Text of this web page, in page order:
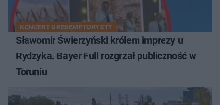
KONCERT U REDEMPTORYSTY
Sławomir Świerzyński królem imprezy u
Rydzyka. Bayer Full rozgrzał publiczność w
Toruniu